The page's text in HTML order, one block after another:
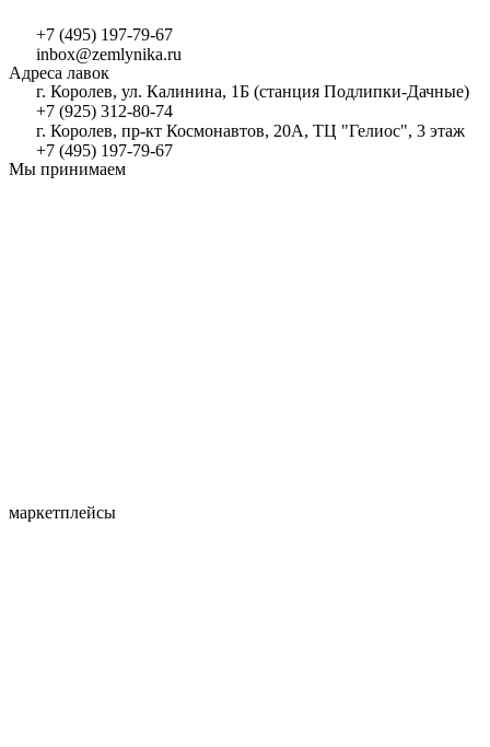
+7 (495) 197-79-67
inbox@zemlynika.ru
Адреса лавок
г. Королев, ул. Калинина, 1Б (станция Подлипки-Дачные)
+7 (925) 312-80-74
г. Королев, пр-кт Космонавтов, 20А, ТЦ "Гелиос", 3 этаж
+7 (495) 197-79-67
Мы принимаем
маркетплейсы